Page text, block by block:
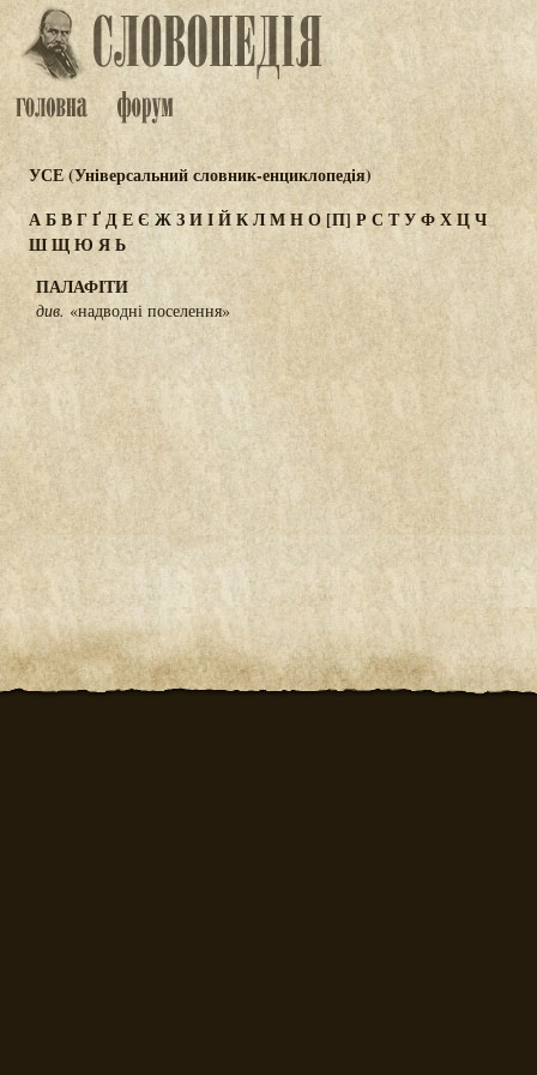
УСЕ (Універсальний словник-енциклопедія)
АБВГҐДЕЄ ЖЗИІЙКЛМНО[П] Р СТУФХЦЧ
ШЩЮЯЬ
ПАЛАФІТИ
див. «надводні поселення»